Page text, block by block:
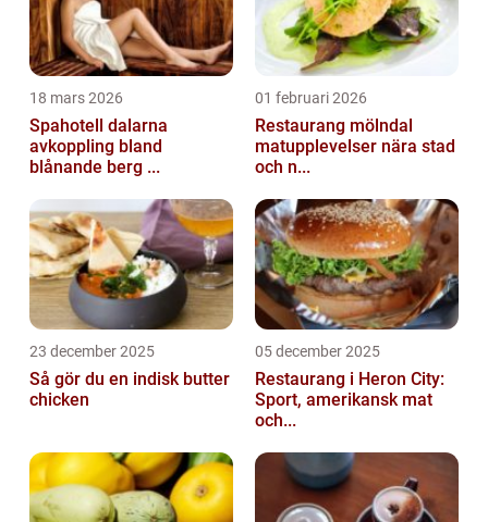
18 mars 2026
Spahotell dalarna
avkoppling bland
blånande berg ...
01 februari 2026
Restaurang mölndal
matupplevelser nära stad
och n...
23 december 2025
Så gör du en indisk butter
chicken
05 december 2025
Restaurang i Heron City:
Sport, amerikansk mat
och...